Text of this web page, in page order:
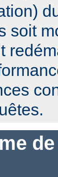
soit